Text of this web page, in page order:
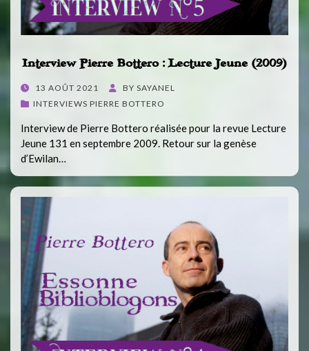
Interview Pierre Bottero : Lecture Jeune (2009)
POSTED
ON
13 AOÛT 2021 BY SAYANEL
INTERVIEWS PIERRE BOTTERO
Interview de Pierre Bottero réalisée pour la revue Lecture
Jeune 131 en septembre 2009. Retour sur la genèse
d’Ewilan…